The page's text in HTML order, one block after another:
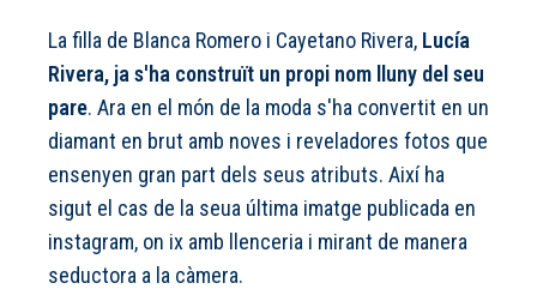
La filla de Blanca Romero i Cayetano Rivera, Lucía
Rivera, ja s'ha construït un propi nom lluny del seu
pare. Ara en el món de la moda s'ha convertit en un
diamant en brut amb noves i reveladores fotos que
ensenyen gran part dels seus atributs. Així ha
sigut el cas de la seua última imatge publicada en
instagram, on ix amb llenceria i mirant de manera
seductora a la càmera.